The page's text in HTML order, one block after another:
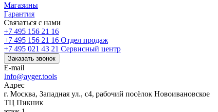
Магазины
Гарантия
Связаться с нами
+7 495 156 21 16
+7 495 156 21 16 Отдел продаж
+7 495 021 43 21 Cервисный центр
Заказать звонок
E-mail
Info@ayger.tools
Адрес
г. Москва, Западная ул., с4, рабочий посёлок Новоивановское
ТЦ Пикник